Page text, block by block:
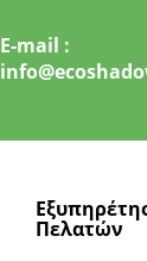
E-mail :
Πελατών